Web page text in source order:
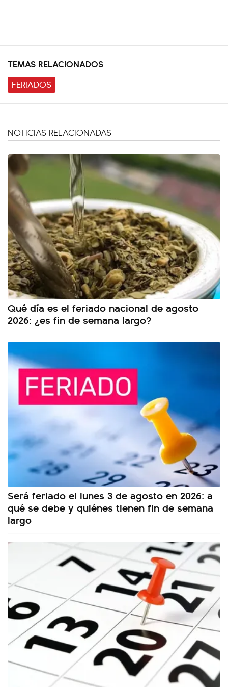
TEMAS RELACIONADOS
FERIADOS
NOTICIAS RELACIONADAS
Qué día es el feriado nacional de agosto
2026: ¿es fin de semana largo?
Será feriado el lunes 3 de agosto en 2026: a
qué se debe y quiénes tienen fin de semana
largo